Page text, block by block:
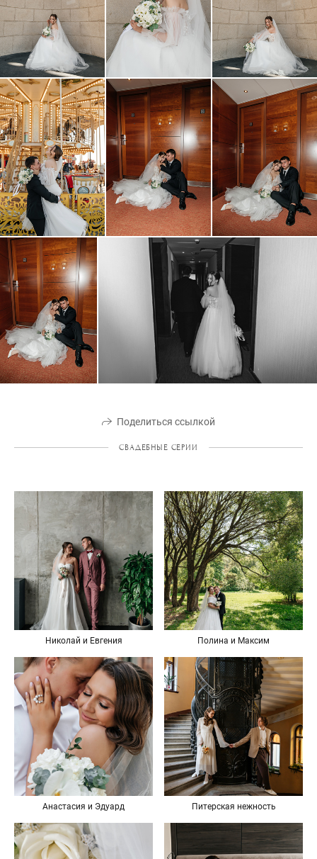
Поделиться ссылкой
СВАДЕБНЫЕ СЕРИИ
Николай и Евгения Полина и Максим
Анастасия и Эдуард Питерская нежность